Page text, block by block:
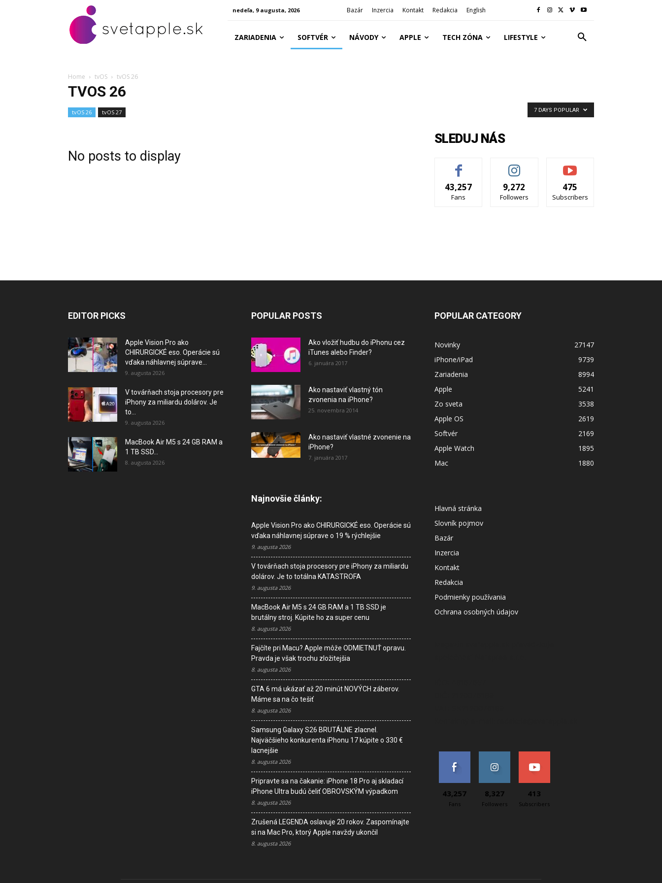
nedeľa, 9 augusta, 2026 Bazár Inzercia Kontakt Redakcia English
ZARIADENIA SOFTVÉR NÁVODY APPLE TECH ZÓNA LIFESTYLE
Home tvOS tvOS 26
TVOS 26
tvOS 26 tvOS 27 7 DAYS POPULAR
No posts to display
SLEDUJ NÁS
43,257
Fans
9,272
Followers
475
Subscribers
EDITOR PICKS
Apple Vision Pro ako
CHIRURGICKÉ eso. Operácie sú
vďaka náhlavnej súprave...
9. augusta 2026
V továrňach stoja procesory pre
iPhony za miliardu dolárov. Je
to...
9. augusta 2026
MacBook Air M5 s 24 GB RAM a
1 TB SSD...
8. augusta 2026
POPULAR POSTS
Ako vložiť hudbu do iPhonu cez
iTunes alebo Finder?
6. januára 2017
Ako nastaviť vlastný tón
zvonenia na iPhone?
25. novembra 2014
Ako nastaviť vlastné zvonenie na
iPhone?
7. januára 2017
Najnovšie články:
Apple Vision Pro ako CHIRURGICKÉ eso. Operácie sú
vďaka náhlavnej súprave o 19 % rýchlejšie
9. augusta 2026
V továrňach stoja procesory pre iPhony za miliardu
dolárov. Je to totálna KATASTROFA
9. augusta 2026
MacBook Air M5 s 24 GB RAM a 1 TB SSD je
brutálny stroj. Kúpite ho za super cenu
8. augusta 2026
Fajčíte pri Macu? Apple môže ODMIETNUŤ opravu.
Pravda je však trochu zložitejšia
8. augusta 2026
GTA 6 má ukázať až 20 minút NOVÝCH záberov.
Máme sa na čo tešiť
8. augusta 2026
Samsung Galaxy S26 BRUTÁLNE zlacnel.
Najväčšieho konkurenta iPhonu 17 kúpite o 330 €
lacnejšie
8. augusta 2026
Pripravte sa na čakanie: iPhone 18 Pro aj skladací
iPhone Ultra budú čeliť OBROVSKÝM výpadkom
8. augusta 2026
Zrušená LEGENDA oslavuje 20 rokov. Zaspomínajte
si na Mac Pro, ktorý Apple navždy ukončil
8. augusta 2026
POPULAR CATEGORY
Novinky
27147
iPhone/iPad
9739
Zariadenia
8994
Apple
5241
Zo sveta
3538
Apple OS
2619
Softvér
2169
Apple Watch
1895
Mac
1880
Hlavná stránka
Slovník pojmov
Bazár
Inzercia
Kontakt
Redakcia
Podmienky používania
Ochrana osobných údajov
43,257
Fans
8,327
Followers
413
Subscribers